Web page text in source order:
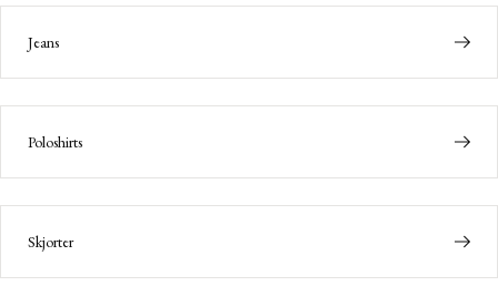
Jeans
Poloshirts
Skjorter